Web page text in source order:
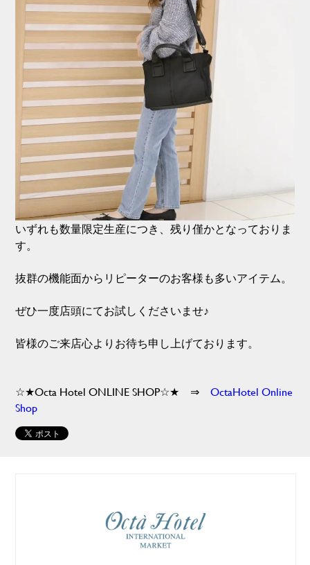
いずれも数量限定生産につき、残り僅かとなっておりま
す。
抜群の機能面からリピーターのお客様も多いアイテム。
ぜひ一度店頭にてお試しくださいませ♪
皆様のご来店心よりお待ち申し上げております。
☆★Octa Hotel ONLINE SHOP☆★ ⇒OctaHotel Online
Shop